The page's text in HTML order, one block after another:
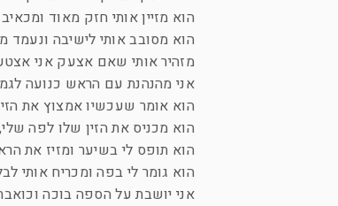
הוא מזיין אותי חזק מאוד ומכאיב
הוא מסובב אותי לישיבה ונעמד
מזהיר אותי שאם אצעק אני
אני מהנהנת עם הראש כנועה
הוא אומר שעכשיו אמצוץ את
הוא מכניס את הזין שלו לפה
הוא תופס לי בשיער ומזיז את
הוא גומר לי בפה ומכריח אותי
אני יושבת על הספה בוכה